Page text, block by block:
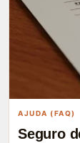
AJUDA (FAQ)
Seguro